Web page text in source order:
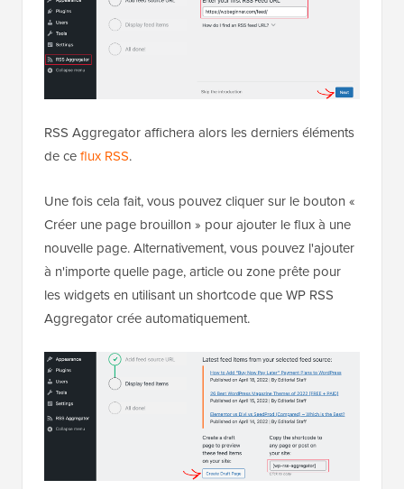
RSS Aggregator affichera alors les derniers éléments
de ceflux RSS.
Une fois cela fait, vous pouvez cliquer sur le bouton «
Créer une page brouillon » pour ajouter le flux à une
nouvelle page. Alternativement, vous pouvez l'ajouter
à n'importe quelle page, article ou zone prête pour
les widgets en utilisant un shortcode que WP RSS
Aggregator crée automatiquement.